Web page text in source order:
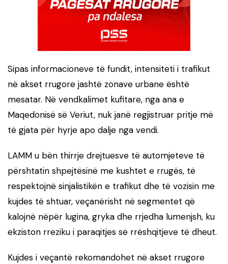
Sipas informacioneve të fundit, intensiteti i trafikut
në akset rrugore jashtë zonave urbane është
mesatar. Në vendkalimet kufitare, nga ana e
Maqedonisë së Veriut, nuk janë regjistruar pritje më
të gjata për hyrje apo dalje nga vendi.
LAMM u bën thirrje drejtuesve të automjeteve të
përshtatin shpejtësinë me kushtet e rrugës, të
respektojnë sinjalistikën e trafikut dhe të vozisin me
kujdes të shtuar, veçanërisht në segmentet që
kalojnë nëpër lugina, gryka dhe rrjedha lumenjsh, ku
ekziston rreziku i paraqitjes së rrëshqitjeve të dheut.
Kujdes i veçantë rekomandohet në akset rrugore